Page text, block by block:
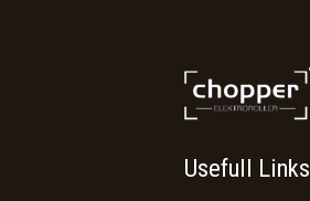
Usefull Links